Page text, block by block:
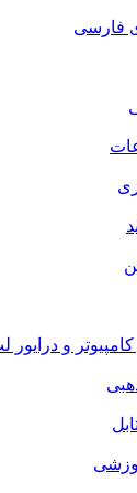
فارسی
کامپیوتر و درایور